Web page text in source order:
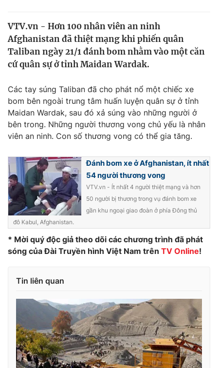
Thế giới
Tin tức
Thế giới đó đây
Câu chuyện quốc tế
Kinh tế
Thị trường
Góc doanh nghiệp
Dữ liệu và đời sống
Truyền hình
Phim VTV
Hậu trường
Nhân vật
Khán giả
Giải sao mai
Giải trí
Điện ảnh
Âm nhạc
Sao
Đời sống
Du lịch
Làm đẹp
Chất lượng cuộc sống
Giáo dục
Tuyển sinh
Học trực tuyến
Công nghệ
Hitech Công nghệ tương lai
Thị trường
Giao lưu trực tuyến
Lịch phát sóng
Chuyên mục khác
Emagazine Podcast
VTV.vn - Hơn 100 nhân viên an ninh
Afghanistan đã thiệt mạng khi phiến quân
Taliban ngày 21/1 đánh bom nhằm vào một căn
cứ quân sự ở tỉnh Maidan Wardak.
Các tay súng Taliban đã cho phát nổ một chiếc xe
bom bên ngoài trung tâm huấn luyện quân sự ở tỉnh
Maidan Wardak, sau đó xả súng vào những người ở
bên trong. Những người thương vong chủ yếu là nhân
viên an ninh. Con số thương vong có thể gia tăng.
Đánh bom xe ở Afghanistan, ít nhất
54 người thương vong
VTV.vn - Ít nhất 4 người thiệt mạng và hơn
50 người bị thương trong vụ đánh bom xe
gần khu ngoại giao đoàn ở phía Đông thủ
đô Kabul, Afghanistan.
* Mời quý độc giả theo dõi các chương trình đã phát
sóng của Đài Truyền hình Việt Nam trên TV Online!
Tin liên quan